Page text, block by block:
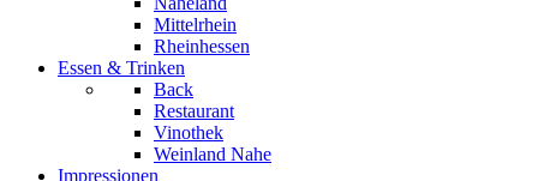
Mittelrhein
Rheinhessen
Essen & Trinken
Back
Restaurant
Vinothek
Weinland Nahe
Impressionen